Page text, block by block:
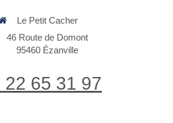
Le Petit Cacher
46 Route de Domont
95460 Ézanville
22 65 31 97